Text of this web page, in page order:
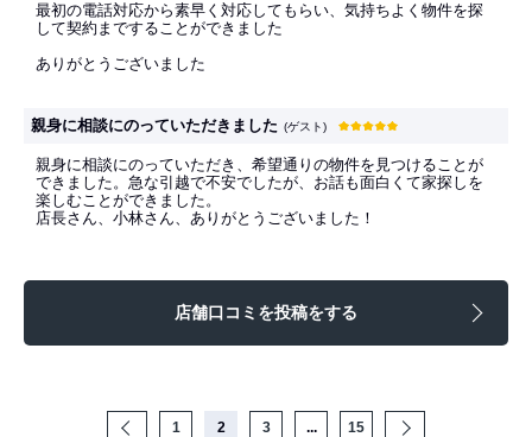
最初の電話対応から素早く対応してもらい、気持ちよく物件を探
して契約まですることができました
ありがとうございました
親身に相談にのっていただきました (ゲスト)
親身に相談にのっていただき、希望通りの物件を見つけることが
できました。急な引越で不安でしたが、お話も面白くて家探しを
楽しむことができました。
店長さん、小林さん、ありがとうございました！
店舗口コミを投稿をする
Prev1 2 3 ... 15